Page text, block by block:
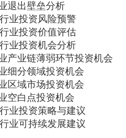
退出壁垒分析
业投资风险预警
业投资价值评估
业投资机会分析
产业链薄弱环节投资机会
细分领域投资机会
区域市场投资机会
空白点投资机会
业投资策略与建议
业可持续发展建议